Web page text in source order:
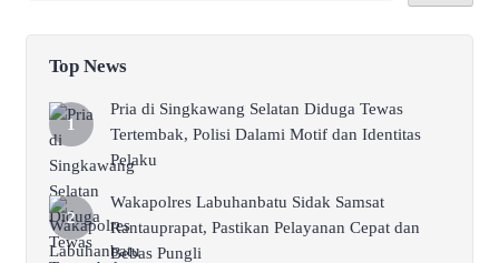
Top News
Pria di Singkawang Selatan Diduga Tewas
Tertembak, Polisi Dalami Motif dan Identitas
Pelaku
Wakapolres Labuhanbatu Sidak Samsat
Rantauprapat, Pastikan Pelayanan Cepat dan
Bebas Pungli